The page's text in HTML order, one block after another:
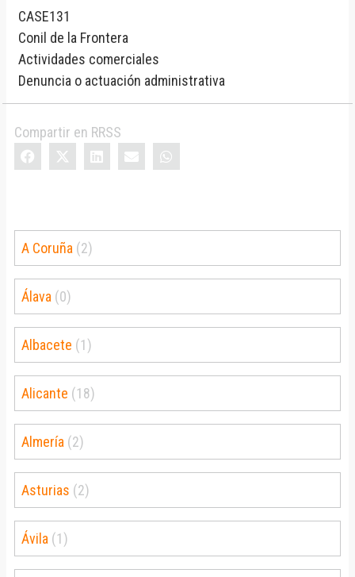
CASE131
Conil de la Frontera
Actividades comerciales
Denuncia o actuación administrativa
Compartir en RRSS
A Coruña (2)
Álava (0)
Albacete (1)
Alicante (18)
Almería (2)
Asturias (2)
Ávila (1)